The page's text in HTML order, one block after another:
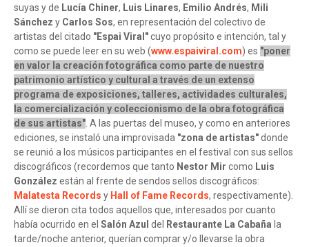
suyas y de Lucía Chiner, Luis Linares, Emilio Andrés, Mili
Sánchez y Carlos Sos, en representación del colectivo de
artistas del citado "Espai Viral"cuyo propósito e intención, tal y
como se puede leer en su web (www.espaiviral.com) es "poner
en valor la creación fotográfica como parte de nuestro
patrimonio artístico y cultural a través de un extenso
programa de exposiciones, talleres, actividades culturales,
la comercialización y coleccionismo de la obra fotográfica
de sus artistas". A las puertas del museo, y como en anteriores
ediciones, se instaló una improvisada "zona de artistas"donde
se reunió a los músicos participantes en el festival con sus sellos
discográficos (recordemos que tanto Nestor Mir como Luis
González están al frente de sendos sellos discográficos:
Malatesta Records y Hall of Fame Records, respectivamente).
Allí se dieron cita todos aquellos que, interesados por cuanto
había ocurrido en el Salón Azul del Restaurante La Cabaña la
tarde/noche anterior, querían comprar y/o llevarse la obra